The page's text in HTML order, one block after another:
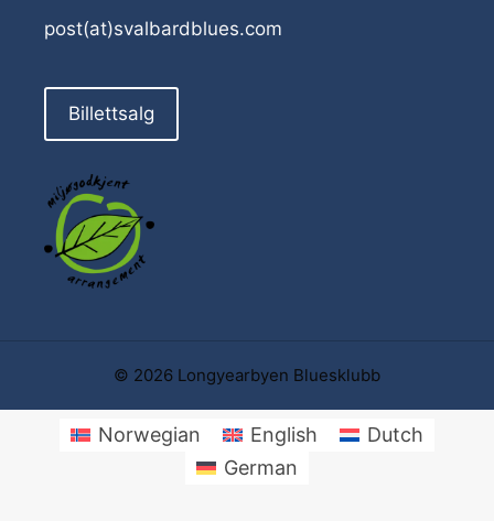
post(at)svalbardblues.com
Billettsalg
© 2026 Longyearbyen Bluesklubb
Norwegian English
Dutch
German